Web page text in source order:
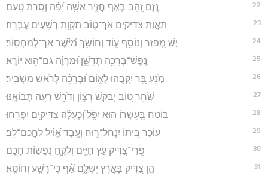
22 נֶ֣זֶם זָ֭הָב בְּאַ֣ף חֲזִ֑יר אִשָּׁ֥ה יָ֝פָ֗ה וְסָ֣רַת טָֽעַם׃
23 תַּאֲוַ֣ת צַדִּיקִ֣ים אַךְ־ט֑וֹב תִּקְוַ֖ת רְשָׁעִ֣ים עֶבְרָֽה׃
24 יֵ֣שׁ מְ֭פַזֵּר וְנוֹסָ֥ף ע֑וֹד וְחוֹשֵׂ֥ךְ מִ֝יֹּ֗שֶׁר אַךְ־לְמַחְסֽוֹר׃
25 נֶֽפֶשׁ־בְּרָכָ֥ה תְדֻשָּׁ֑ן וּ֝מַרְוֶ֗ה גַּם־ה֥וּא יוֹרֶֽא׃
26 מֹ֣נֵֽעַ בָּ֭ר יִקְּבֻ֣הוּ לְא֑וֹם וּ֝בְרָכָ֗ה לְרֹ֣אשׁ מַשְׁבִּֽיר׃
27 שֹׁ֣חֵֽר ט֭וֹב יְבַקֵּ֣שׁ רָצ֑וֹן וְדֹרֵ֖שׁ רָעָ֣ה תְבוֹאֶֽנּוּ׃
28 בּוֹטֵ֣חַ בְּ֭עָשְׁרוֹ ה֣וּא יִפֹּ֑ל וְ֝כֶעָלֶ֗ה צַדִּיקִ֥ים יִפְרָֽחוּ׃
29 עוֹכֵ֣ר בֵּ֭יתוֹ יִנְחַל־ר֑וּחַ וְעֶ֥בֶד אֱ֝וִ֗יל לַחֲכַם־לֵֽב׃
30 פְּֽרִי־צַ֭דִּיק עֵ֣ץ חַיִּ֑ים וְלֹקֵ֖חַ נְפָשׂ֣וֹת חָכָֽם׃
31 הֵ֣ן צַ֭דִּיק בָּאָ֣רֶץ יְשֻׁלָּ֑ם אַ֝֗ף כִּֽי־רָשָׁ֥ע וְחוֹטֵֽא׃